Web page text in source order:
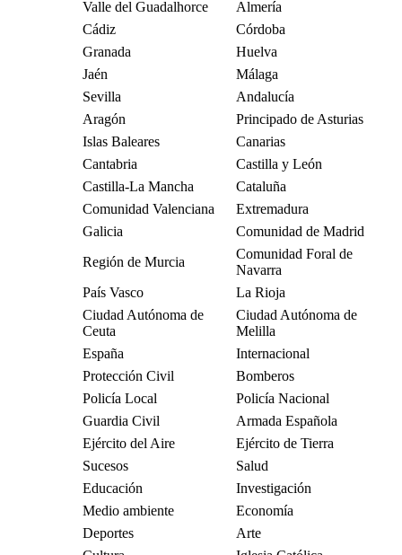
Valle del Guadalhorce
Almería
Cádiz
Córdoba
Granada
Huelva
Jaén
Málaga
Sevilla
Andalucía
Aragón
Principado de Asturias
Islas Baleares
Canarias
Cantabria
Castilla y León
Castilla-La Mancha
Cataluña
Comunidad Valenciana
Extremadura
Galicia
Comunidad de Madrid
Región de Murcia
Comunidad Foral de
Navarra
País Vasco
La Rioja
Ciudad Autónoma de
Ceuta
Ciudad Autónoma de
Melilla
España
Internacional
Protección Civil
Bomberos
Policía Local
Policía Nacional
Guardia Civil
Armada Española
Ejército del Aire
Ejército de Tierra
Sucesos
Salud
Educación
Investigación
Medio ambiente
Economía
Deportes
Arte